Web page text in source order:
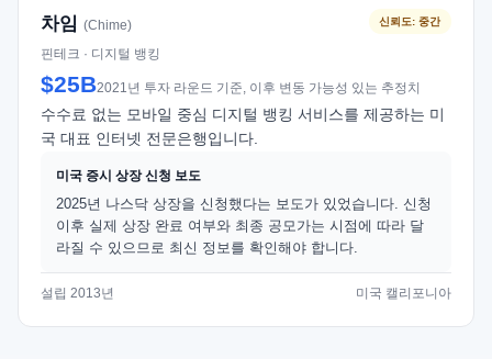
차임 (Chime)
핀테크 · 디지털 뱅킹
신뢰도: 중간
$25B2021년 투자 라운드 기준, 이후 변동 가능성 있는 추정치
수수료 없는 모바일 중심 디지털 뱅킹 서비스를 제공하는 미
국 대표 인터넷 전문은행입니다.
미국 증시 상장 신청 보도
2025년 나스닥 상장을 신청했다는 보도가 있었습니다. 신청
이후 실제 상장 완료 여부와 최종 공모가는 시점에 따라 달
라질 수 있으므로 최신 정보를 확인해야 합니다.
설립 2013년 미국 캘리포니아